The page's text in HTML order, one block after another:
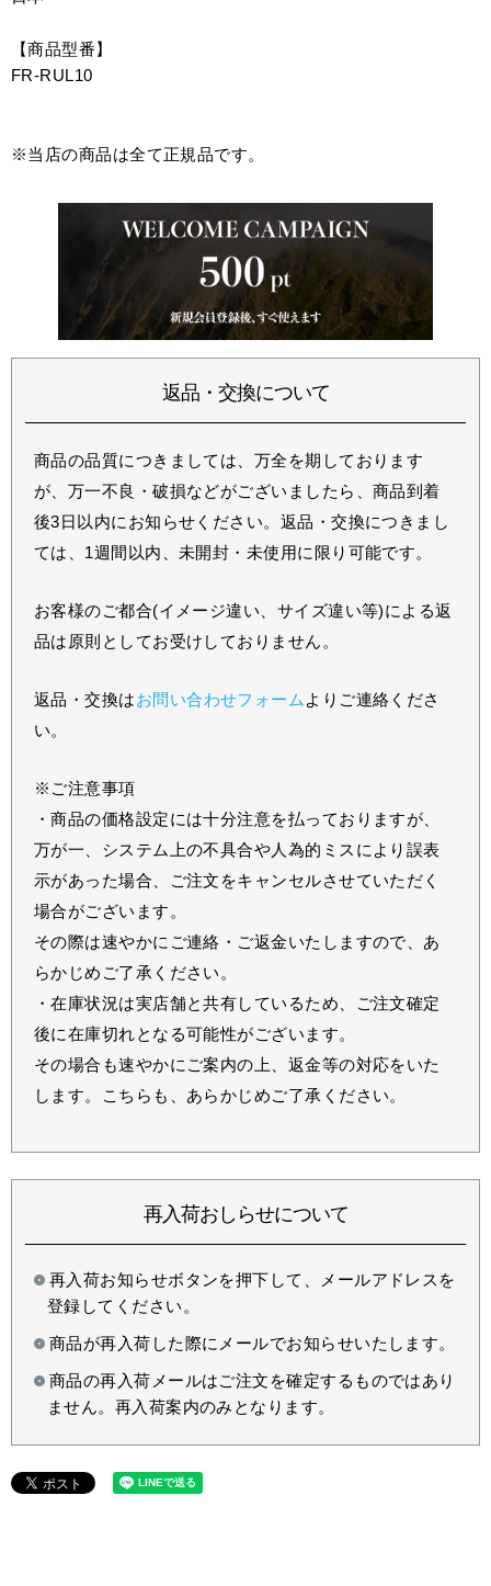
【商品型番】
FR-RUL10
※当店の商品は全て正規品です。
返品・交換について
商品の品質につきましては、万全を期しております
が、万一不良・破損などがございましたら、商品到着
後3日以内にお知らせください。返品・交換につきまし
ては、1週間以内、未開封・未使用に限り可能です。
お客様のご都合(イメージ違い、サイズ違い等)による返
品は原則としてお受けしておりません。
返品・交換はお問い合わせフォーム よりご連絡くださ
い。
※ご注意事項
・商品の価格設定には十分注意を払っておりますが、
万が一、システム上の不具合や人為的ミスにより誤表
示があった場合、ご注文をキャンセルさせていただく
場合がございます。
その際は速やかにご連絡・ご返金いたしますので、あ
らかじめご了承ください。
・在庫状況は実店舗と共有しているため、ご注文確定
後に在庫切れとなる可能性がございます。
その場合も速やかにご案内の上、返金等の対応をいた
します。こちらも、あらかじめご了承ください。
再入荷おしらせについて
再入荷お知らせボタンを押下して、メールアドレスを
登録してください。
商品が再入荷した際にメールでお知らせいたします。
商品の再入荷メールはご注文を確定するものではあり
ません。再入荷案内のみとなります。